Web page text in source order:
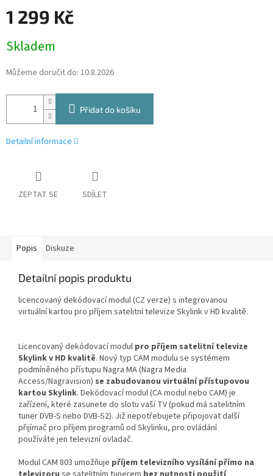
1 299 Kč
cena:
Skladem
Můžeme doručit do: 10.8.2026
Přidat do košíku
Detailní informace
ZEPTAT SE SDÍLET
Popis Diskuze
Detailní popis produktu
licencovaný dekódovací modul (CZ verze) s integrovanou
virtuální kartou pro příjem satelitní televize Skylink v HD kvalitě.
Licencovaný dekódovací modul pro příjem satelitní televize
Skylink v HD kvalitě. Nový typ CAM modulu se systémem
podmíněného přístupu Nagra MA (Nagra Media
Access/Nagravision) se zabudovanou virtuální přístupovou
kartou Skylink. Dekódovací modul (CA modul nebo CAM) je
zařízení, které zasunete do slotu vaší TV (pokud má satelitním
tuner DVB-S nebo DVB-S2). Již nepotřebujete připojovat další
přijímač pro příjem programů od Skylinku, pro ovládání
používáte jen televizní ovladač.
Modul CAM 803 umožňuje příjem televizního vysílání přímo na